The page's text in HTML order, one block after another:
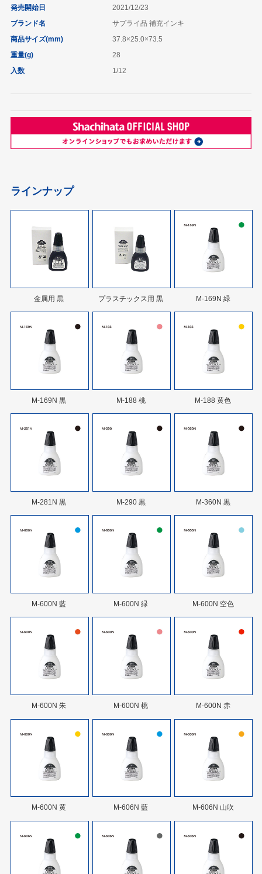
発売開始日
2021/12/23
ブランド名
サプライ品 補充インキ
商品サイズ(mm)
37.8×25.0×73.5
重量(g)
28
入数
1/12
ラインナップ
金属用 黒 プラスチックス用 黒 M-169N 緑
M-169N 黒 M-188 桃 M-188 黄色
M-281N 黒 M-290 黒 M-360N 黒
M-600N 藍 M-600N 緑 M-600N 空色
M-600N 朱 M-600N 桃 M-600N 赤
M-600N 黄 M-606N 藍 M-606N 山吹